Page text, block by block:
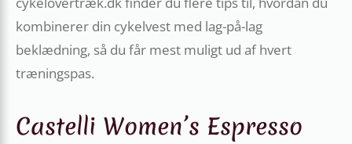
kombinerer din cykelvest med lag-på-lag
beklædning, så du får mest muligt ud af hvert
træningspas.
Castelli Women’s Espresso